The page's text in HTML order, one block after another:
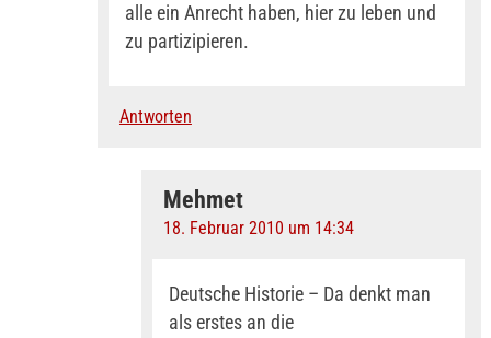
alle ein Anrecht haben, hier zu leben und
zu partizipieren.
Antworten
Mehmet
18. Februar 2010 um 14:34
Deutsche Historie – Da denkt man
als erstes an die